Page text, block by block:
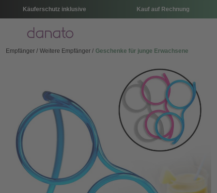
Käuferschutz inklusive Kauf auf Rechnung
Menü
Empfänger Weitere Empfänger Geschenke für junge Erwachsene